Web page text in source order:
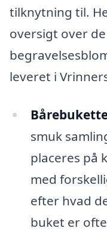
tilknytning til.
oversigt over
leveret i
smuk
placeres på
med
efter hvad
buket er